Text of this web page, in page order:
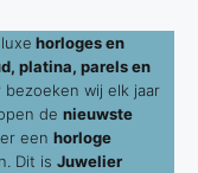
horloges en
platina, parels en
bezoeken wij elk jaar
de nieuwste
een horloge
Dit is Juwelier